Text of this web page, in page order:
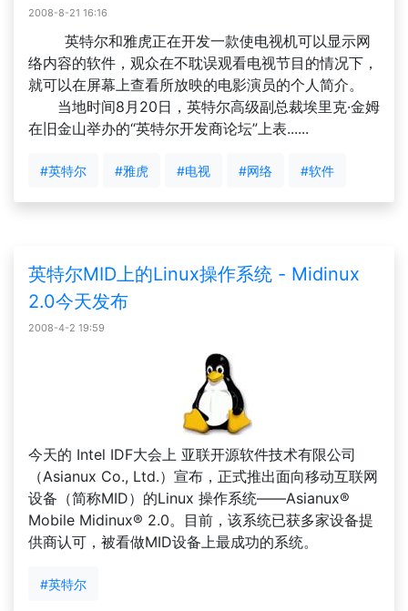
2008-8-21 16:16
英特尔和雅虎正在开发一款使电视机可以显示网
络内容的软件，观众在不耽误观看电视节目的情况下，
就可以在屏幕上查看所放映的电影演员的个人简介。
当地时间8月20日，英特尔高级副总裁埃里克·金姆
在旧金山举办的“英特尔开发商论坛”上表......
#英特尔 #雅虎 #电视 #网络 #软件
英特尔MID上的Linux操作系统 - Midinux
2.0今天发布
2008-4-2 19:59
今天的 Intel IDF大会上 亚联开源软件技术有限公司
（Asianux Co., Ltd.）宣布，正式推出面向移动互联网
设备（简称MID）的Linux 操作系统——Asianux®
Mobile Midinux® 2.0。目前，该系统已获多家设备提
供商认可，被看做MID设备上最成功的系统。
#英特尔